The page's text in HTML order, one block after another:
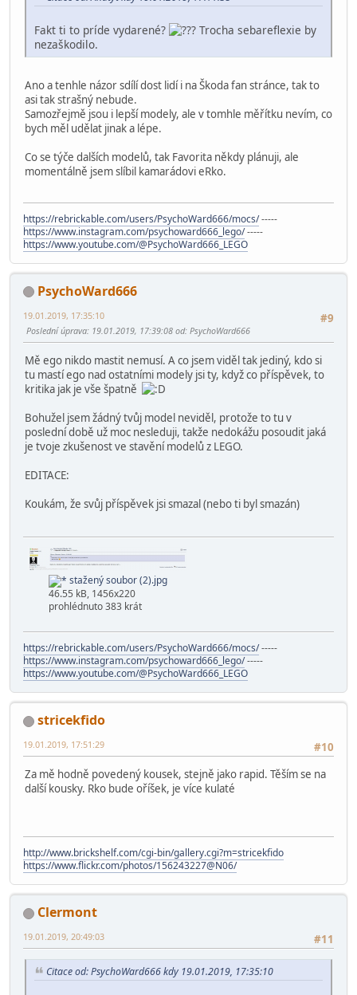
Fakt ti to príde vydarené?
Trocha sebareflexie by
nezaškodilo.
Ano a tenhle názor sdílí dost lidí i na Škoda fan stránce, tak to
asi tak strašný nebude.
Samozřejmě jsou i lepší modely, ale v tomhle měřítku nevím, co
bych měl udělat jinak a lépe.
Co se týče dalších modelů, tak Favorita někdy plánuji, ale
momentálně jsem slíbil kamarádovi eRko.
https://rebrickable.com/users/PsychoWard666/mocs/-----
https://www.instagram.com/psychoward666_lego/-----
https://www.youtube.com/@PsychoWard666_LEGO
PsychoWard666
#9
19.01.2019, 17:35:10
Poslední úprava: 19.01.2019, 17:39:08 od: PsychoWard666
Mě ego nikdo mastit nemusí. A co jsem viděl tak jediný, kdo si
tu mastí ego nad ostatními modely jsi ty, když co příspěvek, to
kritika jak je vše špatně
Bohužel jsem žádný tvůj model neviděl, protože to tu v
poslední době už moc nesleduji, takže nedokážu posoudit jaká
je tvoje zkušenost ve stavění modelů z LEGO.
EDITACE:
Koukám, že svůj příspěvek jsi smazal (nebo ti byl smazán)
stažený soubor (2).jpg
46.55 kB, 1456x220
prohlédnuto 383 krát
https://rebrickable.com/users/PsychoWard666/mocs/-----
https://www.instagram.com/psychoward666_lego/-----
https://www.youtube.com/@PsychoWard666_LEGO
stricekfido
#10
19.01.2019, 17:51:29
Za mě hodně povedený kousek, stejně jako rapid. Těším se na
další kousky. Rko bude oříšek, je více kulaté
http://www.brickshelf.com/cgi-bin/gallery.cgi?m=stricekfido
https://www.flickr.com/photos/156243227@N06/
Clermont
#11
19.01.2019, 20:49:03
Citace od: PsychoWard666 kdy 19.01.2019, 17:35:10